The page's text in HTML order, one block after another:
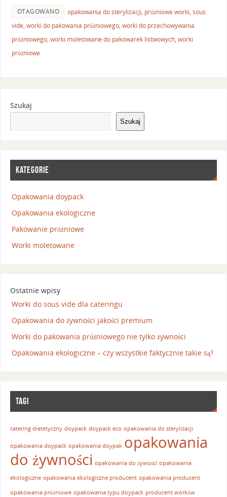
OTAGOWANO opakowania do sterylizacji, próżniowe worki,sous
vide, worki do pakowania próżniowego, worki do przechowywania
próżniowego, worki moletowane do pakowarek listwowych, worki
próżniowe
Szukaj
Szukaj
KATEGORIE
Opakowania doypack
Opakowania ekologiczne
Pakowanie próżniowe
Worki moletowane
Ostatnie wpisy
Worki do sous vide dla cateringu
Opakowania do żywności jakości premium
Worki do pakowania próżniowego nie tylko żywności
Opakowania ekologiczne – czy wszystkie faktycznie takie są?
TAGI
catering dietetyczny doypack doypack eco opakowania do sterylizacji
opakowania doypack opakowania doypak opakowania
do żywności opakowania do żywości opakowania
ekologiczne opakowania ekologiczne producent opakowania producent
opakowania próżniowe opakowania typu doypack producent worków